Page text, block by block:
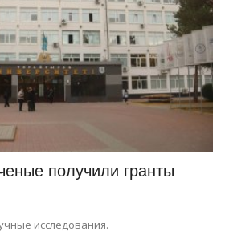
получили гранты
исследования.